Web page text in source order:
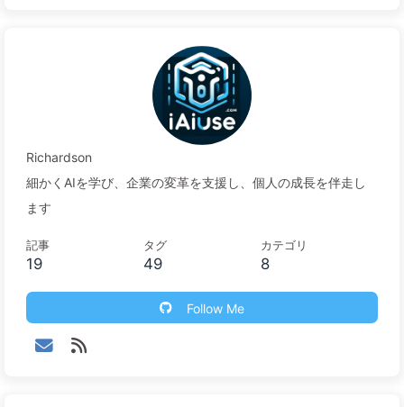
Richardson
細かくAIを学び、企業の変革を支援し、個人の成長を伴走し
ます
記事
19
タグ
49
カテゴリ
8
Follow Me